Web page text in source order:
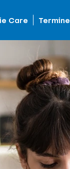
Care Termine